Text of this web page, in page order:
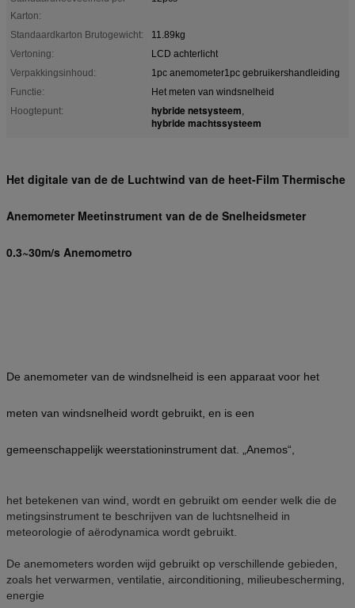
Karton:
Standaardkarton Brutogewicht:
11.89kg
Vertoning:
LCD achterlicht
Verpakkingsinhoud:
1pc anemometer1pc gebruikershandleiding
Functie:
Het meten van windsnelheid
Hoogtepunt:
hybride netsysteem,
hybride machtssysteem
Het digitale van de de Luchtwind van de heet-Film Thermische
Anemometer Meetinstrument van de de Snelheidsmeter
0.3~30m/s Anemometro
De anemometer van de windsnelheid is een apparaat voor het
meten van windsnelheid wordt gebruikt, en is een
gemeenschappelijk weerstationinstrument dat. „Anemos“,
het betekenen van wind, wordt en gebruikt om eender welk die de
metingsinstrument te beschrijven van de luchtsnelheid in
meteorologie of aërodynamica wordt gebruikt.
De anemometers worden wijd gebruikt op verschillende gebieden,
zoals het verwarmen, ventilatie, airconditioning, milieubescherming,
energie